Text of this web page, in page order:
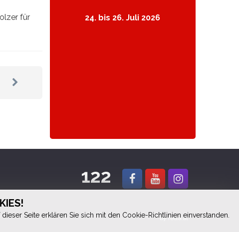
für
24. bis 26. Juli 2026
Seite erklären Sie sich mit den Cookie-Richtlinien einverstanden.
122
byfedia.at